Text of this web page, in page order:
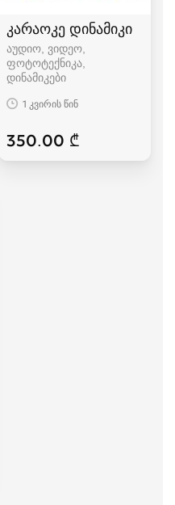
კარაოკე დინამიკი
აუდიო, ვიდეო,
ფოტოტექნიკა,
დინამიკები
1 კვირის წინ
350.00 ₾